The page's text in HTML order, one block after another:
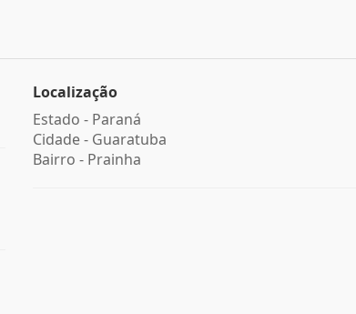
Localização
Estado - Paraná
Cidade - Guaratuba
Bairro - Prainha